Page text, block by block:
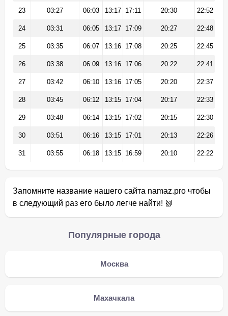
23 03:27 06:03 13:17 17:11 20:30 22:52
24 03:31 06:05 13:17 17:09 20:27 22:48
25 03:35 06:07 13:16 17:08 20:25 22:45
26 03:38 06:09 13:16 17:06 20:22 22:41
27 03:42 06:10 13:16 17:05 20:20 22:37
28 03:45 06:12 13:15 17:04 20:17 22:33
29 03:48 06:14 13:15 17:02 20:15 22:30
30 03:51 06:16 13:15 17:01 20:13 22:26
31 03:55 06:18 13:15 16:59 20:10 22:22
Запомните название нашего сайта namaz.pro чтобы
в следующий раз его было легче найти! 📗
Популярные города
Москва
Махачкала